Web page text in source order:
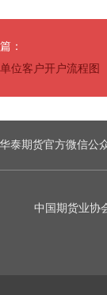
：
位客户开户流程图
华泰期货官方微信公
中国期货业协